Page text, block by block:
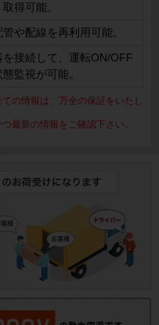
得可能。
管や配線を再利用可能。
を接続して、運転ON/OFF
監視が可能。
の情報は、万全の保証をいたし
最新の情報をご確認下さい。